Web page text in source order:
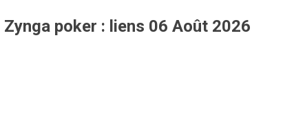
Zynga poker : liens 06 Août 2026